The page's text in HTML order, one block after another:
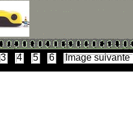
3 4 5 6 Image suivante